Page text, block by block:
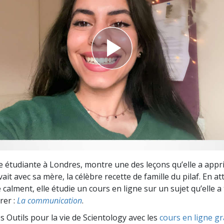
étudiante à Londres, montre une des leçons qu’elle a
avec sa mère, la célèbre recette de famille du pilaf. En
calment, elle étudie un cours en ligne sur un sujet qu’elle
: La communication.
Outils pour la vie de Scientology avec les cours en ligne